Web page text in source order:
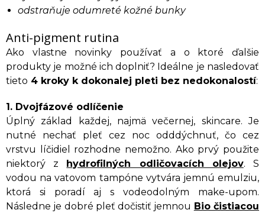
odstraňuje odumreté kožné bunky
Anti-pigment rutina
Ako vlastne novinky používať a o ktoré ďalšie
produkty je možné ich doplniť? Ideálne je nasledovať
tieto 4 kroky k dokonalej pleti bez nedokonalostí:
1. Dvojfázové odlíčenie
Úplný základ každej, najmä večernej, skincare. Je
nutné nechať pleť cez noc odddýchnuť, čo cez
vrstvu líčidiel rozhodne nemožno. Ako prvý použite
niektorý z
hydrofilných odličovacích olejov. S
vodou na vatovom tampóne vytvára jemnú emulziu,
ktorá si poradí aj s vodeodolným make-upom.
Následne je dobré pleť dočistiť jemnou Bio čistiacou